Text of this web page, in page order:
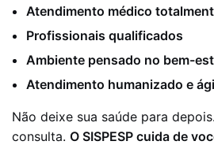
Atendimento médico
Profissionais qualificados
Ambiente pensado no bem-
Atendimento humanizado e
Não deixe sua saúde para
consulta. O SISPESP cuida de